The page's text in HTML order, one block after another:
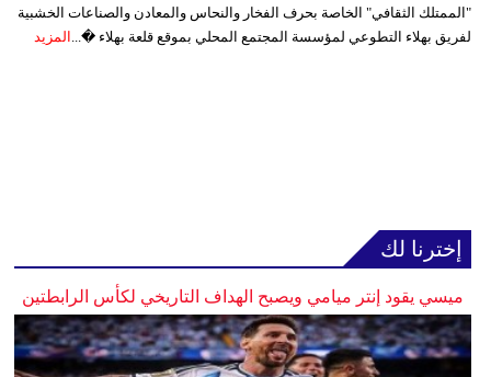
"الممتلك الثقافي" الخاصة بحرف الفخار والنحاس والمعادن والصناعات الخشبية
لفريق بهلاء التطوعي لمؤسسة المجتمع المحلي بموقع قلعة بهلاء �... المزيد
إخترنا لك
ميسي يقود إنتر ميامي ويصبح الهداف التاريخي لكأس الرابطتين